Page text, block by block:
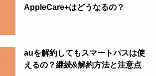
AppleCare+はどうなるの？
auを解約してもスマートパスは使
えるの？継続&解約方法と注意点